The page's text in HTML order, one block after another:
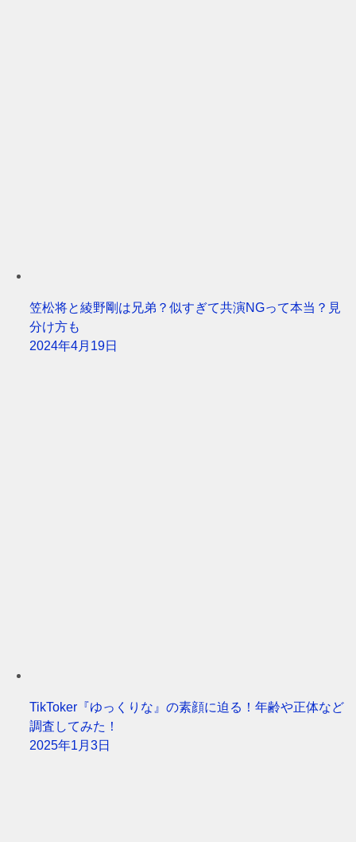
笠松将と綾野剛は兄弟？似すぎて共演NGって本当？見
分け方も
2024年4月19日
TikToker『ゆっくりな』の素顔に迫る！年齢や正体など
調査してみた！
2025年1月3日